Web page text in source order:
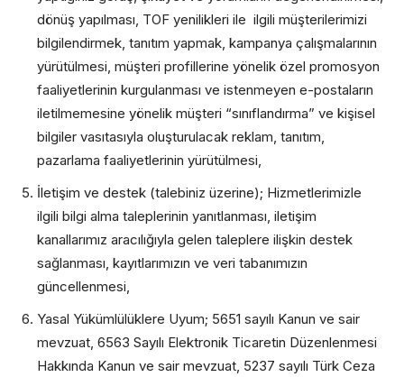
dönüş yapılması, TOF yenilikleri ile ilgili müşterilerimizi
bilgilendirmek, tanıtım yapmak, kampanya çalışmalarının
yürütülmesi, müşteri profillerine yönelik özel promosyon
faaliyetlerinin kurgulanması ve istenmeyen e-postaların
iletilmemesine yönelik müşteri “sınıflandırma” ve kişisel
bilgiler vasıtasıyla oluşturulacak reklam, tanıtım,
pazarlama faaliyetlerinin yürütülmesi,
İletişim ve destek (talebiniz üzerine); Hizmetlerimizle
ilgili bilgi alma taleplerinin yanıtlanması, iletişim
kanallarımız aracılığıyla gelen taleplere ilişkin destek
sağlanması, kayıtlarımızın ve veri tabanımızın
güncellenmesi,
Yasal Yükümlülüklere Uyum; 5651 sayılı Kanun ve sair
mevzuat, 6563 Sayılı Elektronik Ticaretin Düzenlenmesi
Hakkında Kanun ve sair mevzuat, 5237 sayılı Türk Ceza